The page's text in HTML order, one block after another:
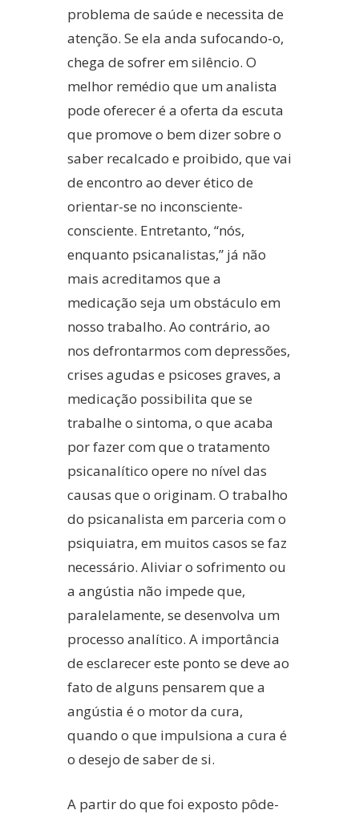
problema de saúde e necessita de
atenção. Se ela anda sufocando-o,
chega de sofrer em silêncio. O
melhor remédio que um analista
pode oferecer é a oferta da escuta
que promove o bem dizer sobre o
saber recalcado e proibido, que vai
de encontro ao dever ético de
orientar-se no inconsciente-
consciente. Entretanto, “nós,
enquanto psicanalistas,” já não
mais acreditamos que a
medicação seja um obstáculo em
nosso trabalho. Ao contrário, ao
nos defrontarmos com depressões,
crises agudas e psicoses graves, a
medicação possibilita que se
trabalhe o sintoma, o que acaba
por fazer com que o tratamento
psicanalítico opere no nível das
causas que o originam. O trabalho
do psicanalista em parceria com o
psiquiatra, em muitos casos se faz
necessário. Aliviar o sofrimento ou
a angústia não impede que,
paralelamente, se desenvolva um
processo analítico. A importância
de esclarecer este ponto se deve ao
fato de alguns pensarem que a
angústia é o motor da cura,
quando o que impulsiona a cura é
o desejo de saber de si.
A partir do que foi exposto pôde-